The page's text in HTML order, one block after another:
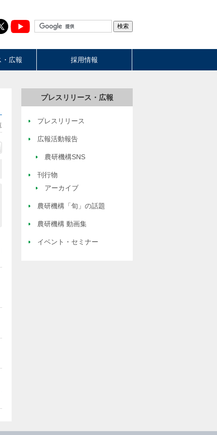
・広報 採用情報
プレスリリース・広報
プレスリリース
広報活動報告
農研機構SNS
刊行物
アーカイブ
農研機構「旬」の話題
農研機構 動画集
イベント・セミナー